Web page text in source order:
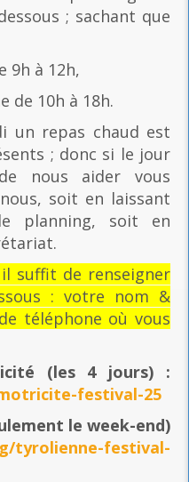
; sachant que
9h à 12h,
de 10h à 18h.
un repas chaud est
; donc si le jour
nous aider vous
soit en laissant
planning, soit en
suffit de renseigner
: votre nom &
téléphone où vous
(les 4 jours) :
festival-25
le week-end)
tyrolienne-festival-